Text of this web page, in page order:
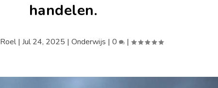
handelen.
Roel|Jul 24, 2025 |Onderwijs |0 |